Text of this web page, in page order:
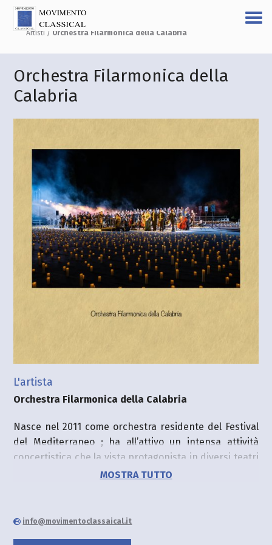
Artisti / Orchestra Filarmonica della Calabria
Orchestra Filarmonica della
Calabria
L'artista
Orchestra Filarmonica della Calabria
Nasce nel 2011 come orchestra residente del Festival
del Mediterraneo ; ha all’attivo un intensa attività
concertistica che la vista protagonista in diversi teatri
italiani come il Teatro Tendastrisce di Roma, il teatro
nazionali tra i quali il Festival delle Orchestre di Roma,
MOSTRA TUTTO
info@movimentoclassaical.it